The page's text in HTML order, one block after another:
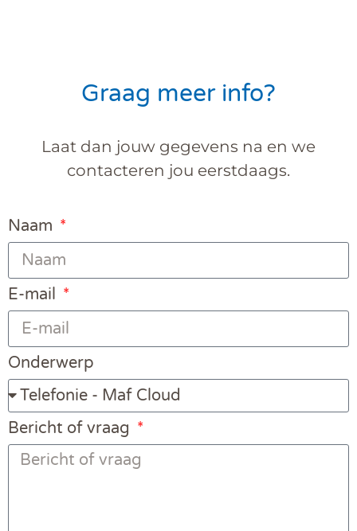
Graag meer info?
Laat dan jouw gegevens na en we
contacteren jou eerstdaags.
Naam
E-mail
Onderwerp
Bericht of vraag